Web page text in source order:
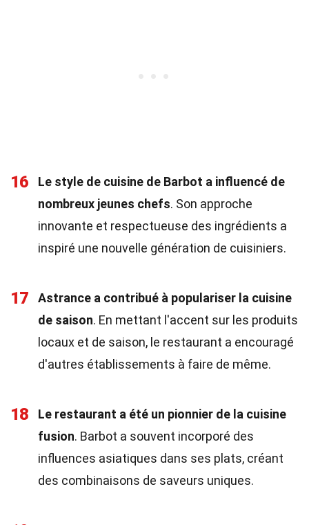
16
Le style de cuisine de Barbot a influencé de
nombreux jeunes chefs. Son approche
innovante et respectueuse des ingrédients a
inspiré une nouvelle génération de cuisiniers.
17
Astrance a contribué à populariser la cuisine
de saison. En mettant l'accent sur les produits
locaux et de saison, le restaurant a encouragé
d'autres établissements à faire de même.
18
Le restaurant a été un pionnier de la cuisine
fusion. Barbot a souvent incorporé des
influences asiatiques dans ses plats, créant
des combinaisons de saveurs uniques.